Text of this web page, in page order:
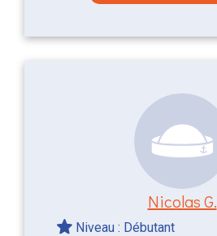
Nicolas G.
Niveau : Débutant